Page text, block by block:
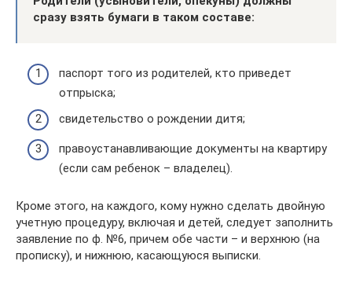
сразу взять бумаги в таком составе:
паспорт того из родителей, кто приведет
отпрыска;
свидетельство о рождении дитя;
правоустанавливающие документы на квартиру
(если сам ребенок – владелец).
Кроме этого, на каждого, кому нужно сделать двойную
учетную процедуру, включая и детей, следует заполнить
заявление по ф. №6, причем обе части – и верхнюю (на
прописку), и нижнюю, касающуюся выписки.